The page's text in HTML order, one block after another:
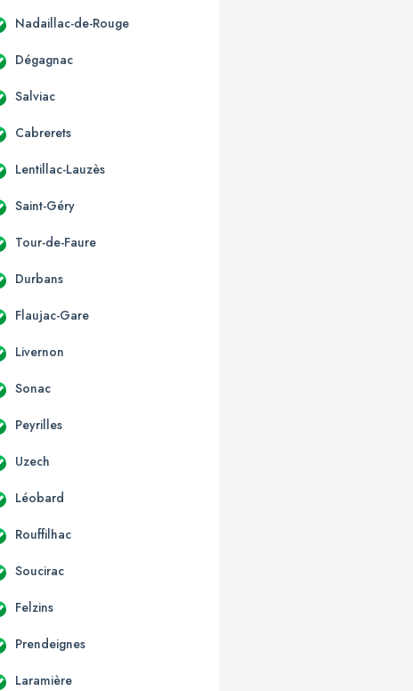
Nadaillac-de-Rouge
Dégagnac
Salviac
Cabrerets
Lentillac-Lauzès
Saint-Géry
Tour-de-Faure
Durbans
Flaujac-Gare
Livernon
Sonac
Peyrilles
Uzech
Léobard
Rouffilhac
Soucirac
Felzins
Prendeignes
Laramière